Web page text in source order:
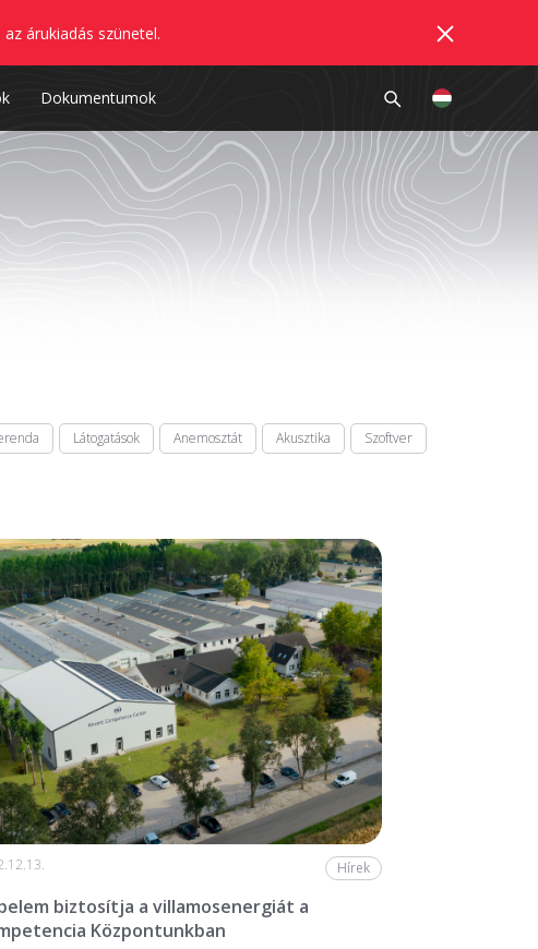
árukiadás szünetel.
Dokumentumok
Látogatások Anemosztát Akusztika
Szoftver
Hírek
biztosítja a villamosenergiát a
Központunkban